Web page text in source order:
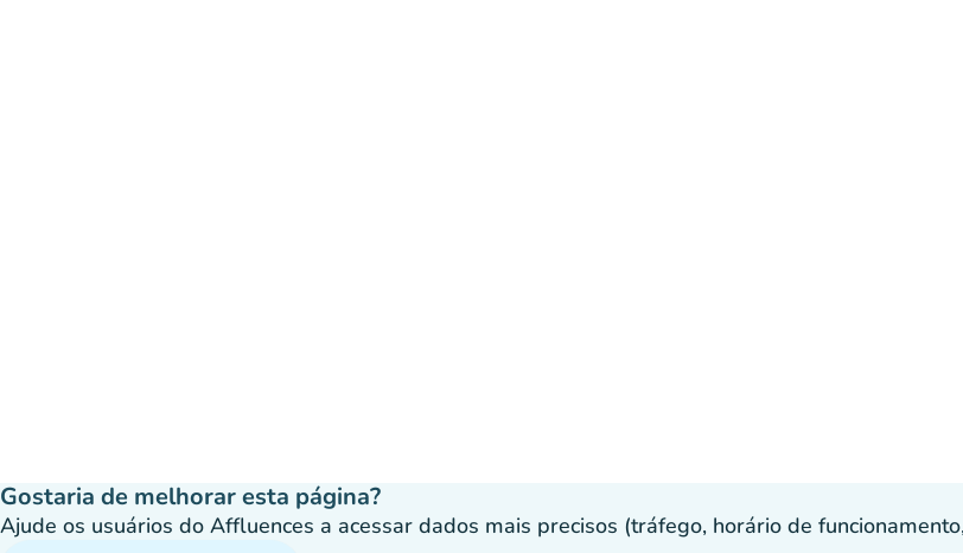
Gostaria de melhorar esta página?
Ajude os usuários do Affluences a acessar dados mais precisos (tráfego, horário de